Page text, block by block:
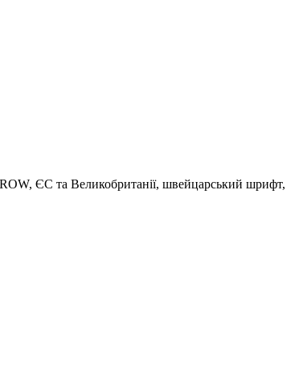
ЄС та Великобританії, швейцарський шрифт,